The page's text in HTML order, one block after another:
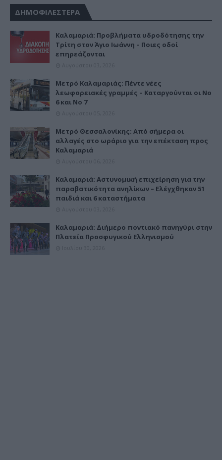
ΔΗΜΟΦΙΛΕΣΤΕΡΑ
Καλαμαριά: Προβλήματα υδροδότησης την
Τρίτη στον Άγιο Ιωάννη – Ποιες οδοί
επηρεάζονται
Μετρό Καλαμαριάς: Πέντε νέες
λεωφορειακές γραμμές – Καταργούνται οι Νο
6 και Νο 7
Μετρό Θεσσαλονίκης: Από σήμερα οι
αλλαγές στο ωράριο για την επέκταση προς
Καλαμαριά
Καλαμαριά: Αστυνομική επιχείρηση για την
παραβατικότητα ανηλίκων – Ελέγχθηκαν 51
παιδιά και 6 καταστήματα
Καλαμαριά: Διήμερο ποντιακό πανηγύρι στην
Πλατεία Προσφυγικού Ελληνισμού